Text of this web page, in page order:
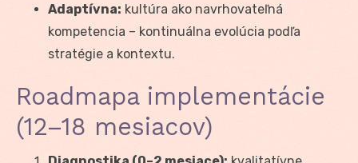
Adaptívna: kultúra ako navrhovateľná
kompetencia – kontinuálna evolúcia podľa
stratégie a kontextu.
Roadmapa implementácie
(12–18 mesiacov)